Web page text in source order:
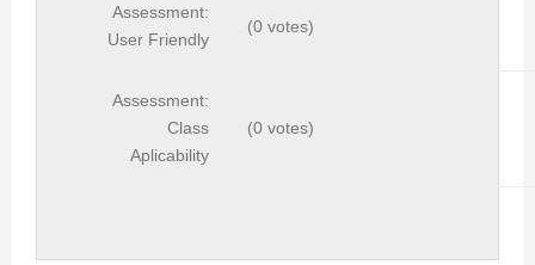
Assessment:
User Friendly
(0 votes)
Assessment:
Class
Aplicability
(0 votes)